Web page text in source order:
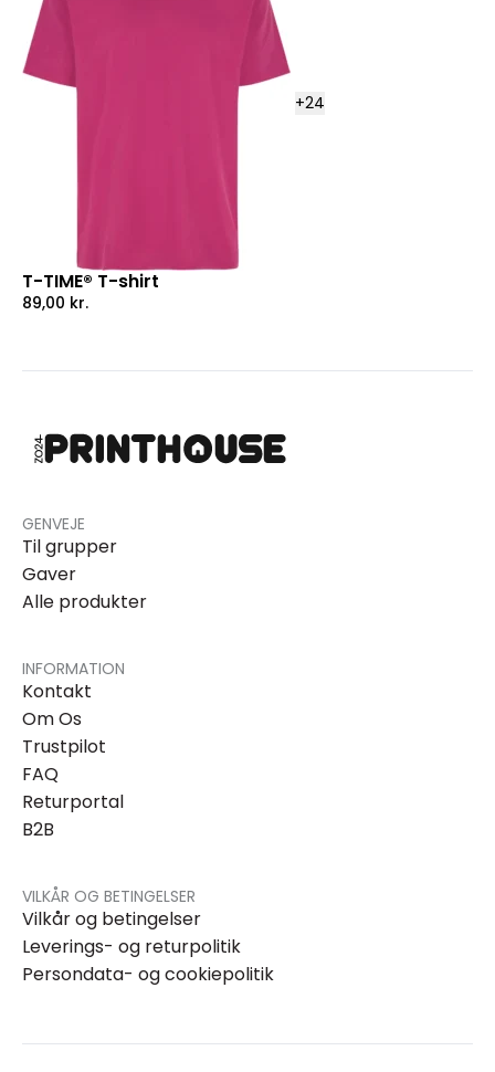
+24
T-TIME® T-shirt
89,00 kr.
GENVEJE
Til grupper
Gaver
Alle produkter
INFORMATION
Kontakt
Om Os
Trustpilot
FAQ
Returportal
B2B
VILKÅR OG BETINGELSER
Vilkår og betingelser
Leverings- og returpolitik
Persondata- og cookiepolitik